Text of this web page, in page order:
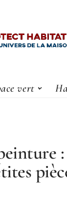
vert
: